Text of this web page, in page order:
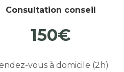
Consultation conseil
150€
vous à domicile (2h)